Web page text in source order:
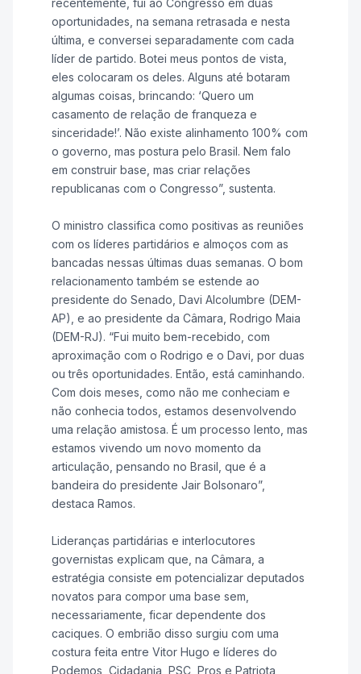
oportunidades, na semana retrasada e nesta
última, e conversei separadamente com cada
líder de partido. Botei meus pontos de vista,
eles colocaram os deles. Alguns até botaram
algumas coisas, brincando: ‘Quero um
casamento de relação de franqueza e
sinceridade!’. Não existe alinhamento 100% com
o governo, mas postura pelo Brasil. Nem falo
em construir base, mas criar relações
republicanas com o Congresso”, sustenta.
O ministro classifica como positivas as reuniões
com os líderes partidários e almoços com as
bancadas nessas últimas duas semanas. O bom
relacionamento também se estende ao
presidente do Senado, Davi Alcolumbre (DEM-
AP), e ao presidente da Câmara, Rodrigo Maia
(DEM-RJ). “Fui muito bem-recebido, com
aproximação com o Rodrigo e o Davi, por duas
ou três oportunidades. Então, está caminhando.
Com dois meses, como não me conheciam e
não conhecia todos, estamos desenvolvendo
uma relação amistosa. É um processo lento, mas
estamos vivendo um novo momento da
articulação, pensando no Brasil, que é a
bandeira do presidente Jair Bolsonaro”,
destaca Ramos.
Lideranças partidárias e interlocutores
governistas explicam que, na Câmara, a
estratégia consiste em potencializar deputados
novatos para compor uma base sem,
necessariamente, ficar dependente dos
caciques. O embrião disso surgiu com uma
costura feita entre Vitor Hugo e líderes do
Podemos, Cidadania, PSC, Pros e Patriota,